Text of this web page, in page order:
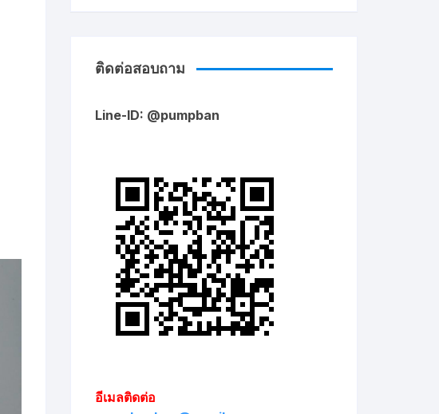
ติดต่อสอบถาม
Line-ID: @pumpban
อีเมลติดต่อ